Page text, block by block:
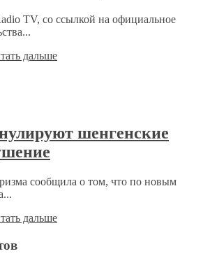
TV, со ссылкой на официальное
дальше
шенгенские
сообщила о том, что по новым
дальше